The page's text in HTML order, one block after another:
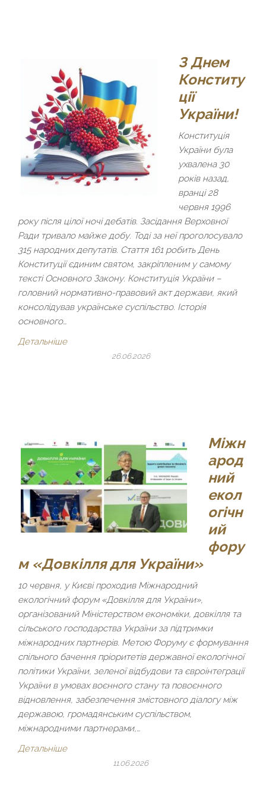
З Днем
Конститу
ції
України!
Конституція
України була
ухвалена 30
років назад,
вранці 28
червня 1996
року після цілої ночі дебатів. Засідання Верховної
Ради тривало майже добу. Тоді за неї проголосувало
315 народних депутатів. Стаття 161 робить День
Конституції єдиним святом, закріпленим у самому
тексті Основного Закону. Конституція України –
головний нормативно-правовий акт держави, який
консолідував українське суспільство. Історія
основного…
Детальніше
26.06.2026
Міжн
арод
ний
екол
огічн
ий
фору
м «Довкілля для України»
10 червня, у Києві проходив Міжнародний
екологічний форум «Довкілля для України»,
організований Міністерством економіки, довкілля та
сільського господарства України за підтримки
міжнародних партнерів. Метою Форуму є формування
спільного бачення пріоритетів державної екологічної
політики України, зеленої відбудови та євроінтеграції
України в умовах воєнного стану та повоєнного
відновлення, забезпечення змістовного діалогу між
державою, громадянським суспільством,
міжнародними партнерами,…
Детальніше
11.06.2026